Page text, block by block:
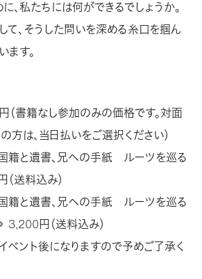
、私たちには何ができるでしょうか。
て、そうした問いを深める糸口を掴ん
す。
書籍なし参加のみの価格です。対面
は、当日払いをご選択ください）
籍と遺書、兄への手紙 ルーツを巡る
送料込み）
籍と遺書、兄への手紙 ルーツを巡る
円（送料込み）
ベント後になりますので予めご了承く